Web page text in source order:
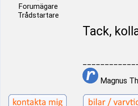
Forumägare
Trådstartare
Tack,
Magnus